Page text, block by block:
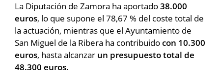
La Diputación de Zamora ha aportado38.000
euros, lo que supone el 78,67 % del coste total de
la actuación, mientras que el Ayuntamiento de
San Miguel de la Ribera ha contribuidocon 10.300
euros, hasta alcanzar un presupuesto total de
48.300 euros.